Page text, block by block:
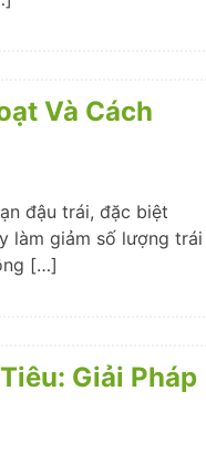
Và Cách
đậu trái, đặc biệt
làm giảm số lượng trái
[…]
Giải Pháp